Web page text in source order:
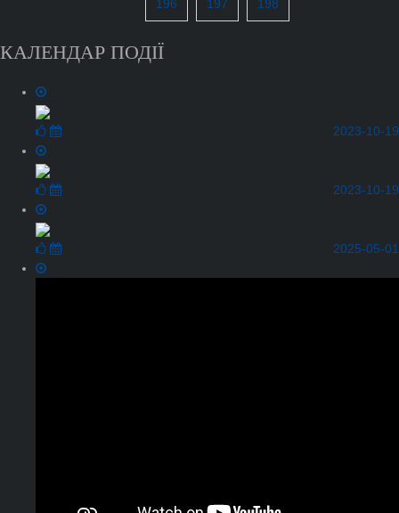
196 197 198
КАЛЕНДАР ПОДІЇ
2023-10-19
2023-10-19
2025-05-01